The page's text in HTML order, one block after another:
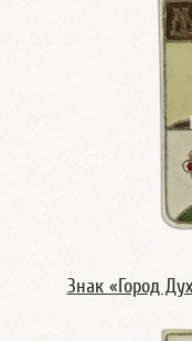
Знак «Город